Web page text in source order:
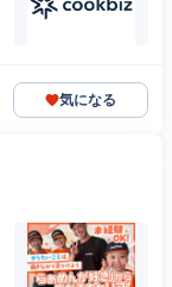
気になる